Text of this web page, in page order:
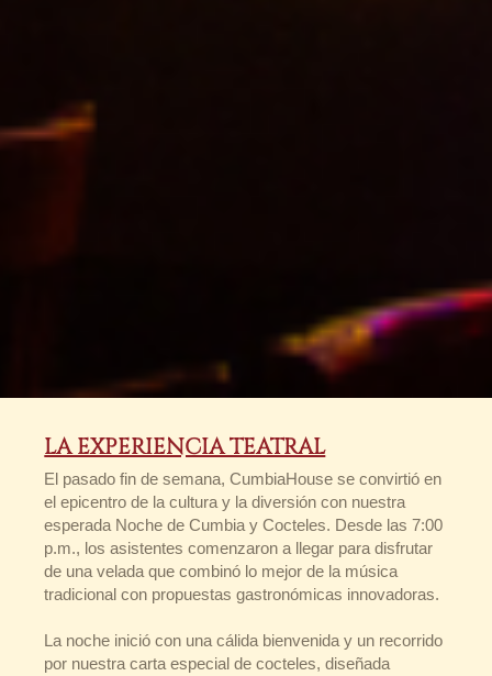
LA EXPERIENCIA TEATRAL
El pasado fin de semana, CumbiaHouse se convirtió en
el epicentro de la cultura y la diversión con nuestra
esperada Noche de Cumbia y Cocteles. Desde las 7:00
p.m., los asistentes comenzaron a llegar para disfrutar
de una velada que combinó lo mejor de la música
tradicional con propuestas gastronómicas innovadoras.
La noche inició con una cálida bienvenida y un recorrido
por nuestra carta especial de cocteles, diseñada